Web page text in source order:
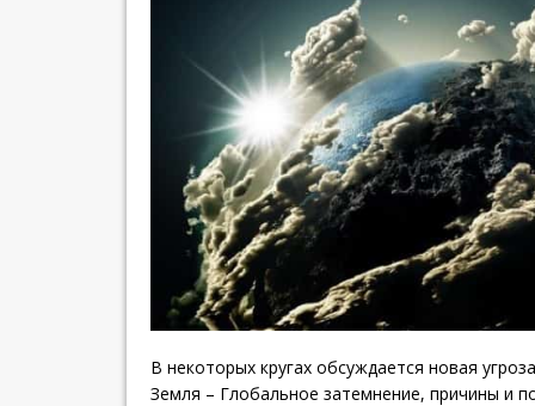
В некоторых кругах обсуждается новая
Земля – Глобальное затемнение, причины и